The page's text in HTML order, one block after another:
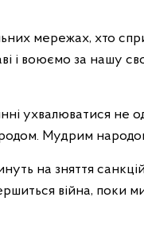
мережах, хто
і воюємо за нашу
ухвалюватися не
Мудрим
на зняття санкцій
війна, поки